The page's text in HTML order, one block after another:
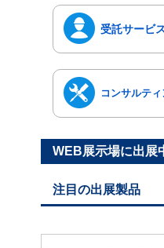
受託サービ
コンサルテ
WEB展示場に出展
注目の出展製品